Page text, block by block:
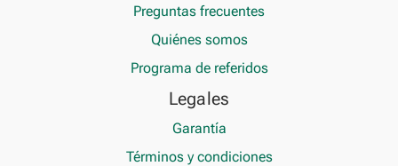
Preguntas frecuentes
Quiénes somos
Programa de referidos
Legales
Garantía
Términos y condiciones